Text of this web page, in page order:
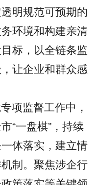
明规范可预期的
环境和构建亲清
标，以全链条监
让企业和群众感
项监督工作中，
“一盘棋”，持续
体落实，建立情
制。聚焦涉企行